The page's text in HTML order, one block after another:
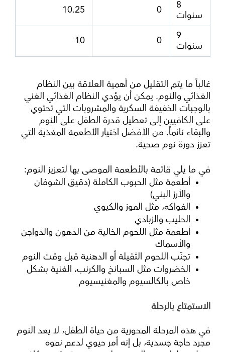
8
سنوات
0
10.25
9
سنوات
0
10
غالباً ما يتم التقليل من أهمية العلاقة بين النظام
الغذائي والنوم. يمكن أن يؤدي النظام الغذائي الغني
بالوجبات الخفيفة السكرية والمشروبات التي تحتوي
على الكافيين إلى تعطيل قدرة الطفل على النوم
والبقاء نائماً. من الأفضل اختيار الأطعمة المغذية التي
تعزز دورة نوم صحية.
في ما يلي قائمة بالأطعمة الموصى بها لتعزيز النوم:
أطعمة مثل الحبوب الكاملة (دقيق الشوفان
والأرز البني)
الفواكه، مثل الموز والكيوي
الحليب والزبادي
أطعمة مثل اللحوم الخالية من الدهون والدواجن
والأسماك
تجنّب اللحوم الثقيلة أو الدهنية قبل وقت النوم
الخضروات مثل السبانخ والكرنب، الغنية بشكل
خاص بالكالسيوم والمغنيسيوم
الاستمتاع بالرحلة
في هذه المرحلة المحورية من حياة الطفل، لا يعد النوم
مجرد حاجة جسدية، بل إنه أمر حيوي لدعم نموه